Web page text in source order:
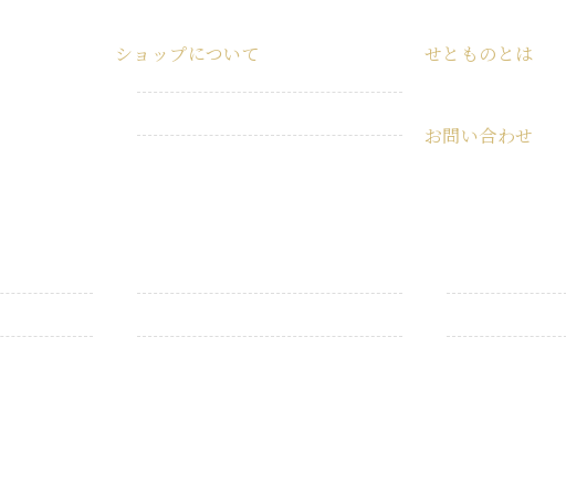
ショップについて
ショップ
特定商取引法に基づく表記
せとものとは
お問い合わせ
うつわ・食器
衛生用品
こども用品
キャンプ用品